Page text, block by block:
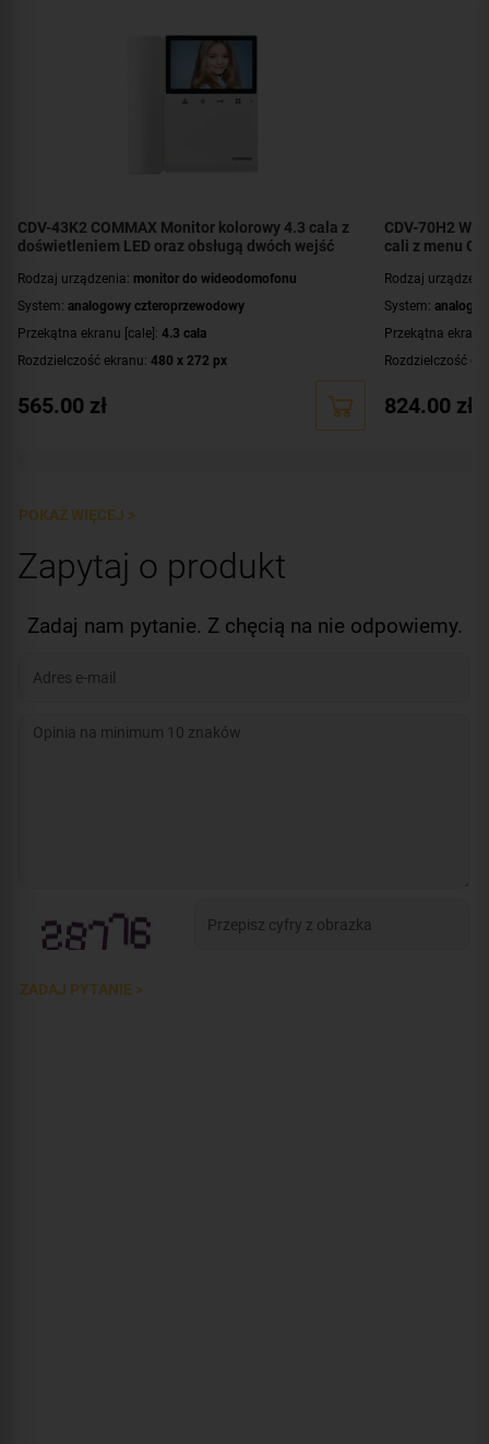
CDV-43K2 COMMAX Monitor kolorowy 4.3 cala z
doświetleniem LED oraz obsługą dwóch wejść
Rodzaj urządzenia: monitor do wideodomofonu
System: analogowy czteroprzewodowy
Przekątna ekranu [cale]: 4.3 cala
Rozdzielczość ekranu: 480 x 272 px
Zasilanie:AC 230 V
565.00 zł
CDV-70H2
cali z menu
Rodzaj
System:
Przekątna
Rozdzielczość
Zasilanie:AC
824.00 zł
POKAŻ WIĘCEJ >
Zapytaj o produkt
Zadaj nam pytanie. Z chęcią na nie odpowiemy.
ZADAJ PYTANIE >